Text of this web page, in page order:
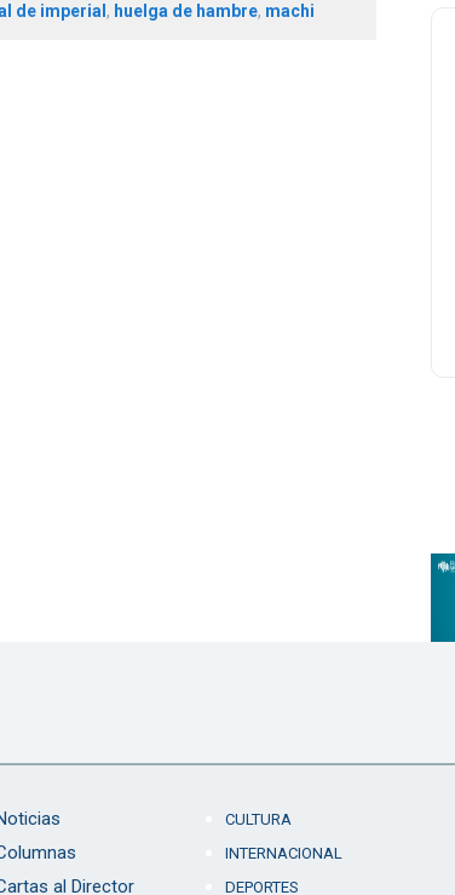
de imperial , huelga de hambre, machi
al Director
CULTURA
INTERNACIONAL
DEPORTES